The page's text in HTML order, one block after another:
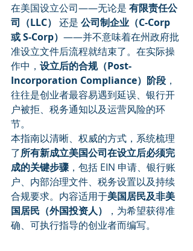
在美国设立公司——无论是 有限责任公
司（LLC） 还是 公司制企业（C-Corp
或 S-Corp） ——并不意味着在州政府批
准设立文件后流程就结束了。在实际操
作中， 设立后的合规（Post-
Incorporation Compliance）阶段 ，
往往是创业者最容易遇到延误、银行开
户被拒、税务通知以及运营风险的环
节。
本指南以清晰、权威的方式，系统梳理
了所有新成立美国公司在设立后必须完
成的关键步骤，包括 EIN 申请、银行账
户、内部治理文件、税务设置以及持续
合规要求。内容适用于美国居民及非美
国居民（外国投资人）
，为希望获得准
确、可执行指导的创业者而编写。